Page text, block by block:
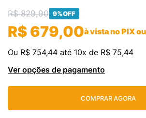
R$ 829,90 9%OFF
R$679,00à vista no PIX
Ou R$ 754,44 até 10x de R$ 75,44
Ver opções de pagamento
COMPRAR AGORA
9º cassete
10º freezer